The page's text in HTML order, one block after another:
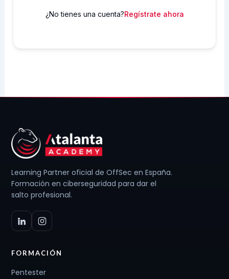
¿No tienes una cuenta?Regístrate ahora
Learning Partner oficial de OffSec en España.
Formación en ciberseguridad para dar el
salto profesional.
FORMACIÓN
Pentester